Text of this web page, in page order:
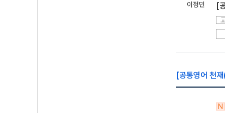
이정민 [
[공통영어 천
N